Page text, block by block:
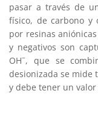
pasar a través de
físico, de carbono y
por resinas
y negativos son
OH–, que se
desionizada se mide
y debe tener un